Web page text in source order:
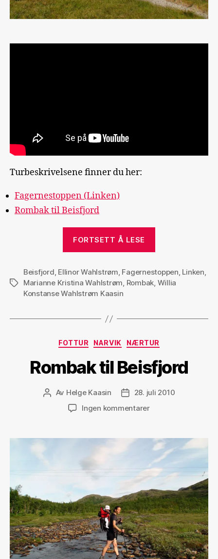
Turbeskrivelsene finner du her:
Fagernestoppen (Linken)
Rombak til Beisfjord
FORTSETT Å LESE
Stikkord
Beisfjord, Ellinor Wahlstrøm, Fagernestoppen, Linken,
Marianne Kristina Wahlstrøm, Rombak, Willia
Konstanse Wahlstrøm Kaasin
Kategorier
FOTTUR NARVIK NÆRTUR
Rombak til Beisfjord
Innleggsforfatter
Av Helge Kaasin Publiseringsdato
28. juli 2010
Ingen kommentarertil
Beisfjord